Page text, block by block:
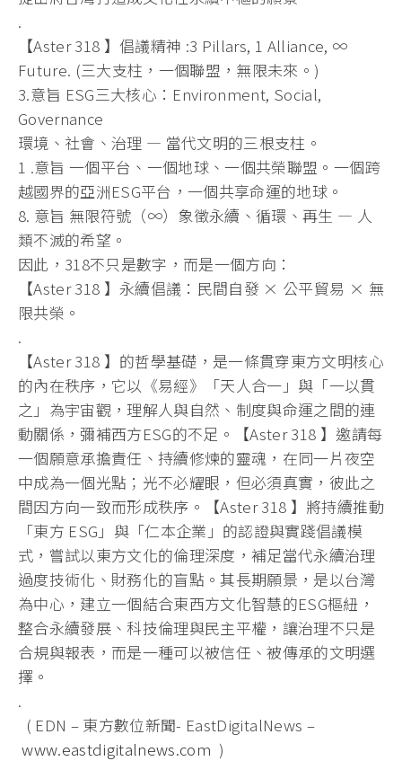
.
【Aster 318 】倡議精神 :3 Pillars, 1 Alliance, ∞
Future. (三大支柱，一個聯盟，無限未來。)
3.意旨 ESG三大核心：Environment, Social,
Governance
環境、社會、治理 — 當代文明的三根支柱。
1 .意旨 一個平台、一個地球、一個共榮聯盟。 一個跨
越國界的亞洲ESG平台，一個共享命運的地球。
8. 意旨 無限符號（∞）象徵永續、循環、再生 — 人
類不滅的希望。
因此，318不只是數字，而是一個方向：
【Aster 318 】永續倡議：民間自發 × 公平貿易 × 無
限共榮。
.
【Aster 318 】的哲學基礎，是一條貫穿東方文明核心
的內在秩序，它以《易經》
「天人合一」與「一以貫
之」為宇宙觀，理解人與自然、 制度與命運之間的連
動關係，彌補西方ESG的不足。【Aster 318 】邀請每
一個願意承擔責任、持續修煉的靈魂， 在同一片夜空
中成為一個光點；光不必耀眼，但必須真實， 彼此之
間因方向一致而形成秩序。【Aster 318 】將持續推動
「東方 ESG」與「仁本企業」的認證與實踐倡議模
式， 嘗試以東方文化的倫理深度，補足當代永續治理
過度技術化、 財務化的盲點。其長期願景，是以台灣
為中心， 建立一個結合東西方文化智慧的ESG樞紐，
整合永續發展、 科技倫理與民主平權，讓治理不只是
合規與報表， 而是一種可以被信任、被傳承的文明選
擇。
.
( EDN – 東方數位新聞- EastDigitalNews –
www.eastdigitalnews.com )